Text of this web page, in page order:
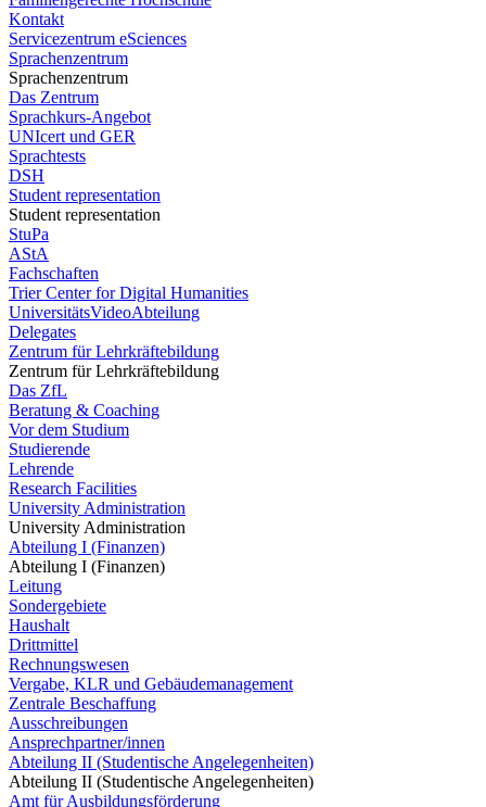
Kontakt
Servicezentrum eSciences
Sprachenzentrum
Sprachenzentrum
Das Zentrum
Sprachkurs-Angebot
UNIcert und GER
Sprachtests
DSH
Student representation
Student representation
StuPa
AStA
Fachschaften
Trier Center for Digital Humanities
UniversitätsVideoAbteilung
Delegates
Zentrum für Lehrkräftebildung
Zentrum für Lehrkräftebildung
Das ZfL
Beratung & Coaching
Vor dem Studium
Studierende
Lehrende
Research Facilities
University Administration
University Administration
Abteilung I (Finanzen)
Abteilung I (Finanzen)
Leitung
Sondergebiete
Haushalt
Drittmittel
Rechnungswesen
Vergabe, KLR und Gebäudemanagement
Zentrale Beschaffung
Ausschreibungen
Ansprechpartner/innen
Abteilung II (Studentische Angelegenheiten)
Abteilung II (Studentische Angelegenheiten)
Amt für Ausbildungsförderung